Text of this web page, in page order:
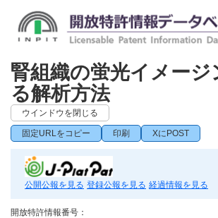
腎組織の蛍光イメージ
る解析方法
ウインドウを閉じる
固定URLをコピー 印刷 XにPOST
公開公報を見る 登録公報を見る 経過情報を見る
開放特許情報番号：